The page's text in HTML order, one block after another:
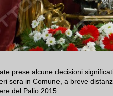
prese alcune decisioni
sera in Comune, a breve
del Palio 2015.